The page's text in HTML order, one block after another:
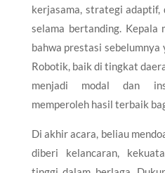
kerjasama, strategi adaptif,
selama bertanding. Kepala
bahwa prestasi
Robotik, baik di tingkat
menjadi modal dan
memperoleh hasil terbaik
Di akhir acara, beliau
diberi kelancaran,